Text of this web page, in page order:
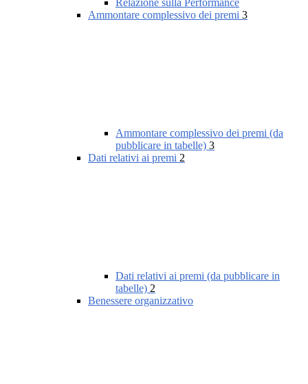
Relazione sulla Performance
Ammontare complessivo dei premi 3
Ammontare complessivo dei premi (da
pubblicare in tabelle) 3
Dati relativi ai premi 2
Dati relativi ai premi (da pubblicare in
tabelle) 2
Benessere organizzativo